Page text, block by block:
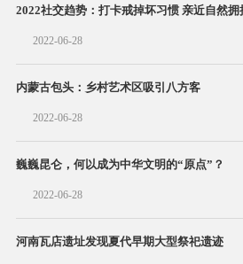
2022社交趋势：打卡戒掉坏习惯 亲近自然拥
2022-06-28
内蒙古包头：乡村艺术区吸引八方客
2022-06-28
巍巍昆仑，何以成为中华文明的“原点”？
2022-06-28
河南瓦店遗址发现夏代早期大型祭祀遗迹